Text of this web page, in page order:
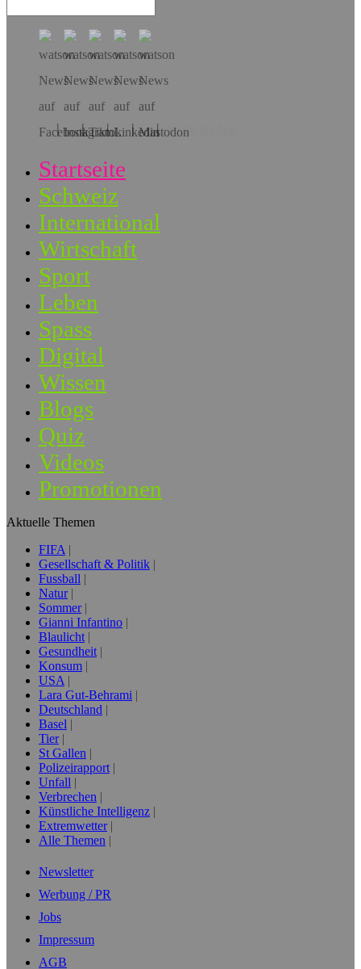
Hol dir die App!
Startseite
Schweiz
International
Wirtschaft
Sport
Leben
Spass
Digital
Wissen
Blogs
Quiz
Videos
Promotionen
Aktuelle Themen
FIFA
Gesellschaft & Politik
Fussball
Natur
Sommer
Gianni Infantino
Blaulicht
Gesundheit
Konsum
USA
Lara Gut-Behrami
Deutschland
Basel
Tier
St Gallen
Polizeirapport
Unfall
Verbrechen
Künstliche Intelligenz
Extremwetter
Alle Themen
Newsletter
Werbung / PR
Jobs
Impressum
AGB